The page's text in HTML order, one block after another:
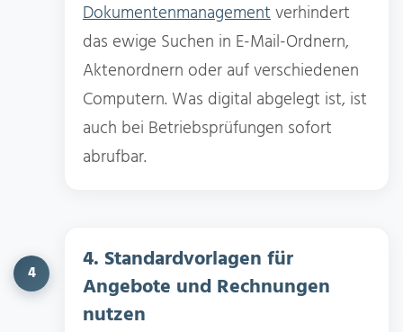
Dokumentenmanagementverhindert
das ewige Suchen in E-Mail-Ordnern,
Aktenordnern oder auf verschiedenen
Computern. Was digital abgelegt ist, ist
auch bei Betriebsprüfungen sofort
abrufbar.
4
4. Standardvorlagen für
Angebote und Rechnungen
nutzen